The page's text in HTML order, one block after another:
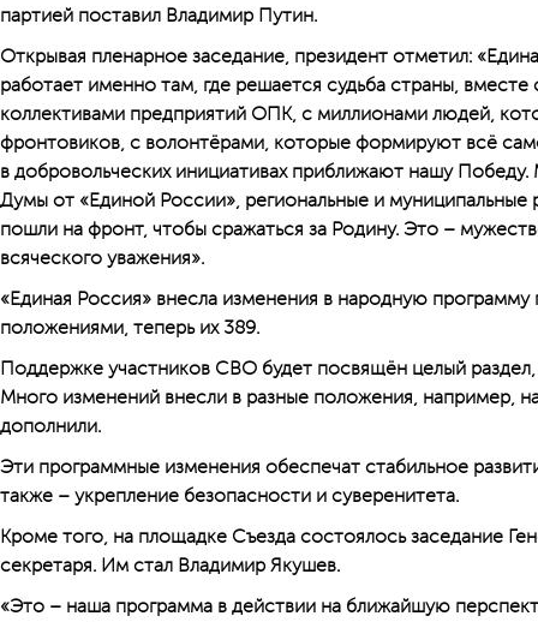
партией поставил Владимир Путин.
Открывая пленарное заседание, президент отметил:
работает именно там, где решается судьба страны,
коллективами предприятий ОПК, с миллионами людей,
фронтовиков, с волонтёрами, которые формируют всё
в добровольческих инициативах приближают нашу
Думы от «Единой России», региональные и муниципальные
пошли на фронт, чтобы сражаться за Родину. Это –
всяческого уважения».
«Единая Россия» внесла изменения в народную
положениями, теперь их 389.
Поддержке участников СВО будет посвящён целый
Много изменений внесли в разные положения, например,
дополнили.
Эти программные изменения обеспечат стабильное
также – укрепление безопасности и суверенитета.
Кроме того, на площадке Съезда состоялось заседание
секретаря. Им стал Владимир Якушев.
«Это – наша программа в действии на ближайшую